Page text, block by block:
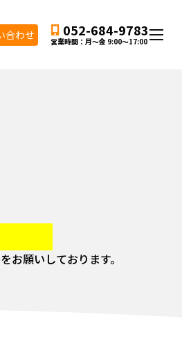
合わせ 052-684-9783
営業時間：月〜金 9:00〜17:00
願いしております。